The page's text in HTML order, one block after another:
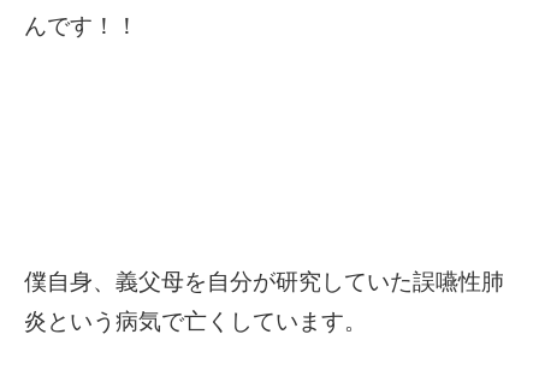
んです！！
僕自身、義父母を自分が研究していた誤嚥性肺
炎という病気で亡くしています。